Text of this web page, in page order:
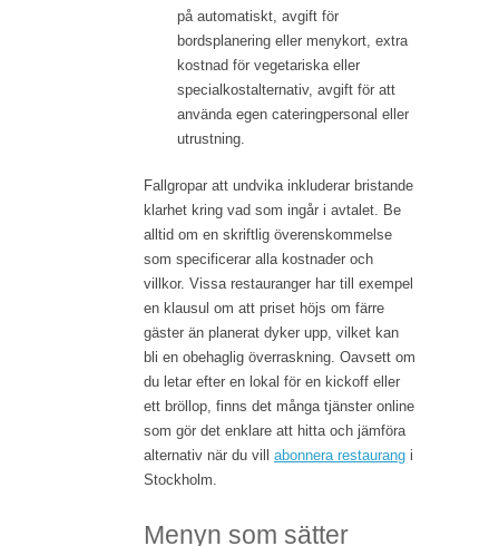
på automatiskt, avgift för
bordsplanering eller menykort, extra
kostnad för vegetariska eller
specialkostalternativ, avgift för att
använda egen cateringpersonal eller
utrustning.
Fallgropar att undvika inkluderar bristande
klarhet kring vad som ingår i avtalet. Be
alltid om en skriftlig överenskommelse
som specificerar alla kostnader och
villkor. Vissa restauranger har till exempel
en klausul om att priset höjs om färre
gäster än planerat dyker upp, vilket kan
bli en obehaglig överraskning. Oavsett om
du letar efter en lokal för en kickoff eller
ett bröllop, finns det många tjänster online
som gör det enklare att hitta och jämföra
alternativ när du vill abonnera restaurang i
Stockholm.
Menyn som sätter